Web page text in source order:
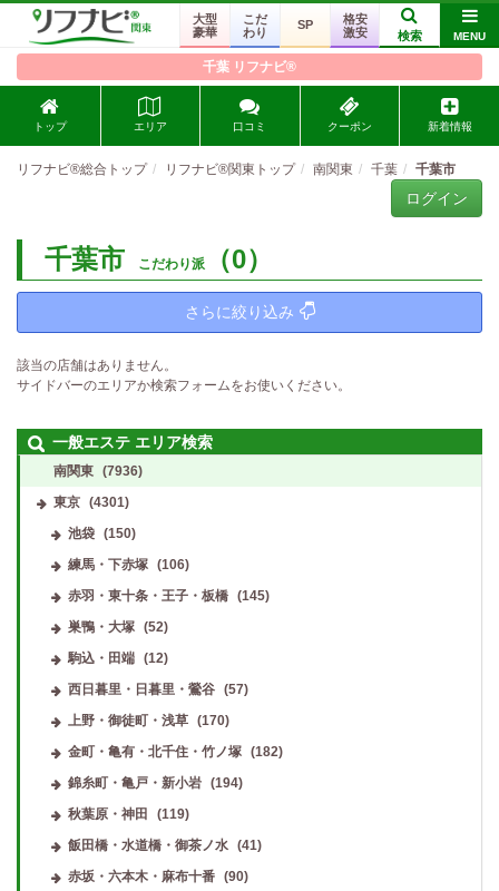
大型
豪華
こだ
わり
SP
格安
激安
検索 MENU
千葉 リフナビ®
トップ エリア 口コミ クーポン 新着情報
リフナビ®総合トップ リフナビ®関東トップ 南関東 千葉 千葉市
ログイン
千葉市 こだわり派 （0）
さらに絞り込み
該当の店舗はありません。
サイドバーのエリアか検索フォームをお使いください。
一般エステ エリア検索
南関東 (7936)
東京 (4301)
池袋
(150)
練馬・下赤塚
(106)
赤羽・東十条・王子・板橋
(145)
巣鴨・大塚
(52)
駒込・田端
(12)
西日暮里・日暮里・鶯谷
(57)
上野・御徒町・浅草
(170)
金町・亀有・北千住・竹ノ塚
(182)
錦糸町・亀戸・新小岩
(194)
秋葉原・神田
(119)
飯田橋・水道橋・御茶ノ水
(41)
赤坂・六本木・麻布十番
(90)